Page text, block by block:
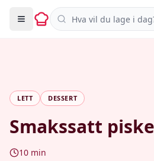
Søk i oppskrifter
LETT DESSERT
Smakssatt
10 min